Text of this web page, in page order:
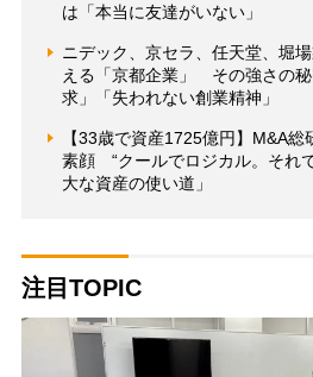
は「本当に友達がいない」
ニデック、京セラ、任天堂、堀
える「京都企業」 その強さの秘
求」「失われない創業精神」
【33歳で資産1725億円】M&A
素顔 “クールでロジカル。それ
大な資産の使い道」
注目TOPIC